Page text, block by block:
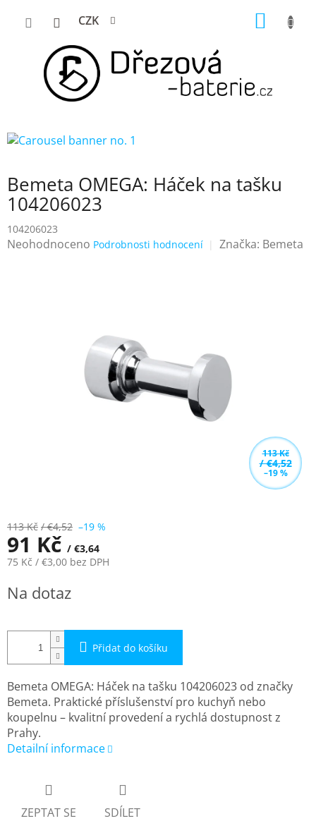
CZK
Bemeta OMEGA: Háček na tašku
104206023
104206023
Průměrné
Neohodnoceno Podrobnosti hodnocení Značka: Bemeta
113 Kč
/ €4,52
–19 %
113 Kč / €4,52 –19 %
91 Kč / €3,64
75 Kč / €3,00 bez DPH
cena:
Na dotaz
Přidat do košíku
Bemeta OMEGA: Háček na tašku 104206023 od značky
Bemeta. Praktické příslušenství pro kuchyň nebo
koupelnu – kvalitní provedení a rychlá dostupnost z
Prahy.
Detailní informace
ZEPTAT SE SDÍLET